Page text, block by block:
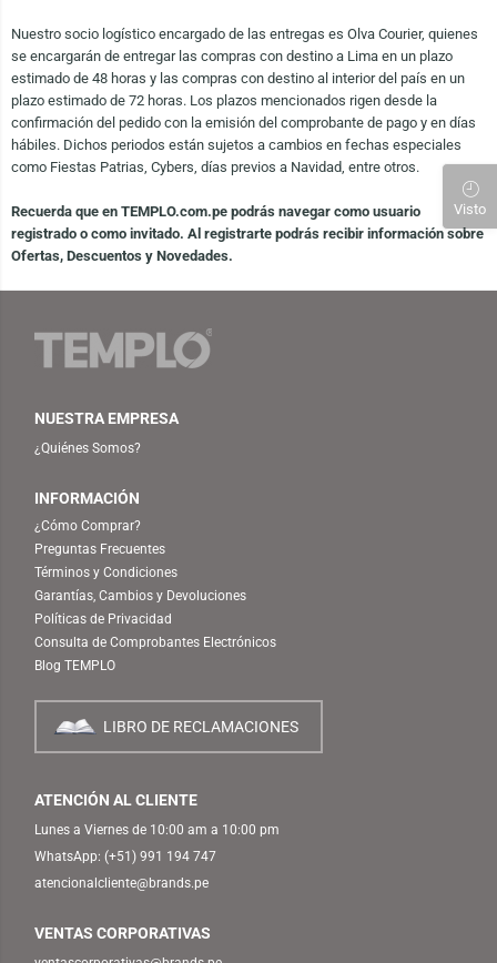
Nuestro socio logístico encargado de las entregas es Olva Courier, quienes
se encargarán de entregar las compras con destino a Lima en un plazo
estimado de 48 horas y las compras con destino al interior del país en un
plazo estimado de 72 horas. Los plazos mencionados rigen desde la
confirmación del pedido con la emisión del comprobante de pago y en días
hábiles. Dichos periodos están sujetos a cambios en fechas especiales
como Fiestas Patrias, Cybers, días previos a Navidad, entre otros.
Recuerda que en TEMPLO.com.pe podrás navegar como usuario
registrado o como invitado. Al registrarte podrás recibir información sobre
Ofertas, Descuentos y Novedades.
NUESTRA EMPRESA
¿Quiénes Somos?
INFORMACIÓN
¿Cómo Comprar?
Preguntas Frecuentes
Términos y Condiciones
Garantías, Cambios y Devoluciones
Políticas de Privacidad
Consulta de Comprobantes Electrónicos
Blog TEMPLO
LIBRO DE RECLAMACIONES
ATENCIÓN AL CLIENTE
Lunes a Viernes de 10:00 am a 10:00 pm
WhatsApp: (+51) 991 194 747
atencionalcliente@brands.pe
VENTAS CORPORATIVAS
Visto